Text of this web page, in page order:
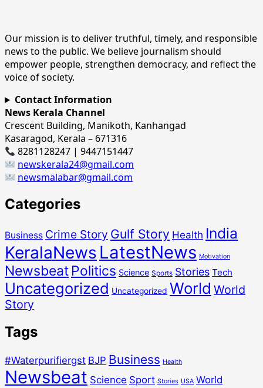
Our mission is to deliver truthful, timely, and responsible
news to the public. We believe journalism should
empower people, strengthen democracy, and reflect the
voice of society.
Contact Information
News Kerala Channel
Crescent Building, Manikoth, Kanhangad
Kasaragod, Kerala – 671316
8281128247 | 9447151447
newskerala24@gmail.com
newsmalabar@gmail.com
Categories
Business Crime Story Gulf Story Health India
KeralaNews LatestNews Motivation
Newsbeat Politics Science Sports Stories Tech
Uncategorized Uncategorized World World
Story
Tags
#Waterpurifiergst BJP Business Health
Newsbeat Science Sport Stories USA World